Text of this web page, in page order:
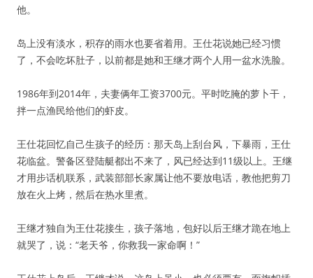
他。
岛上没有淡水，积存的雨水也要省着用。王仕花说她已经习惯
了，不会吃坏肚子，以前都是她和王继才两个人用一盆水洗脸。
1986年到2014年，夫妻俩年工资3700元。平时吃腌的萝卜干，
拌一点渔民给他们的虾皮。
王仕花回忆自己生孩子的经历：那天岛上刮台风，下暴雨，王仕
花临盆。警备区登陆艇都出不来了，风已经达到11级以上。王继
才用步话机联系，武装部部长家属让他不要放电话，教他把剪刀
放在火上烤，然后在热水里煮。
王继才独自为王仕花接生，孩子落地，包好以后王继才跪在地上
就哭了，说：“老天爷，你救我一家命啊！”